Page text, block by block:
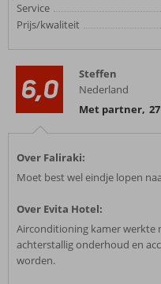
Service
Prijs/kwaliteit
6,0
Steffen
Nederland
Met partner,
Over Faliraki:
Moet best wel eindje lopen
Over Evita Hotel:
Airconditioning kamer werkte
achterstallig onderhoud en
worden.